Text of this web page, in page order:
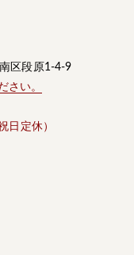
区段原1-4-9
さい。
日定休）